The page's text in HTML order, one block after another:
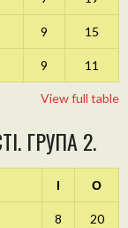
9 15
9 11
View full table
ГРУПА 2.
І О
8 20